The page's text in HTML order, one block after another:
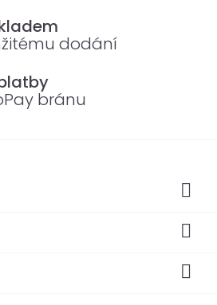
dodání
bránu


